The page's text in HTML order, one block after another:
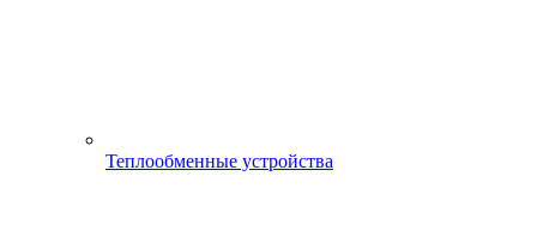
Теплообменные устройства